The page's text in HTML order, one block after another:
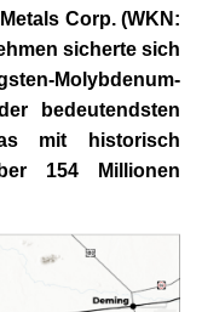
Corp. (WKN:
sicherte sich
Molybdenum-
bedeutendsten
mit historisch
154 Millionen